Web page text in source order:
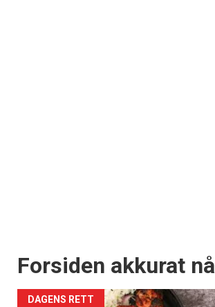
Forsiden akkurat nå
DAGENS RETT